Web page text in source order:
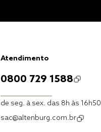
Atendimento
0800 729 1588
de seg. à sex. das 8h às 16h50
sac@altenburg.com.br